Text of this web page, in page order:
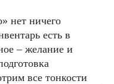
нет ничего
есть в
– желание и
все тонкости